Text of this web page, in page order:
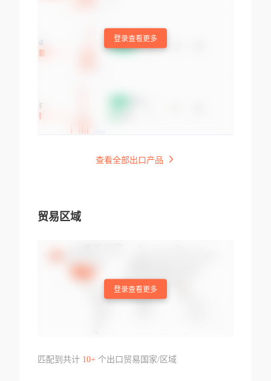
登录查看更多
查看全部出口产品
贸易区域
登录查看更多
匹配到共计 10+个出口贸易国家/区域